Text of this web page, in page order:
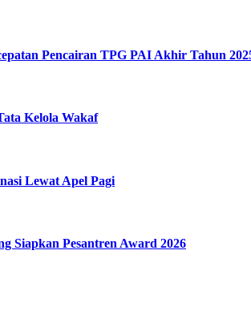
Pencairan TPG PAI Akhir Tahun
Kelola Wakaf
Lewat Apel Pagi
Siapkan Pesantren Award 2026